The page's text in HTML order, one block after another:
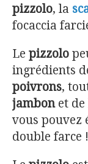
pizzolo, la
focaccia
Le pizzolo
ingrédients
poivrons,
jambonet de
vous pouvez
double farce !